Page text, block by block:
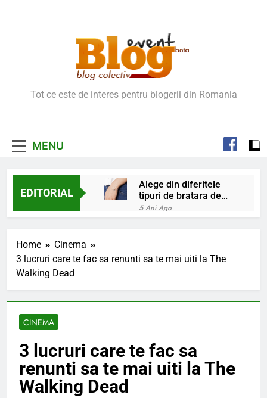
Blog Event – Cu Si
Tot ce este de interes pentru blogerii din Romania
MENU
EDITORIAL
Alege din diferitele
tipuri de bratara de
argint
5 Ani Ago
meu
6 Ani Ago
Earthing sau
beneficiile contactului
cu Pamantul
6 Ani Ago
Home
Cinema
3 lucruri care te fac sa renunti sa te mai uiti la The
Walking Dead
CINEMA
3 lucruri care te fac sa
renunti sa te mai uiti la The
Walking Dead